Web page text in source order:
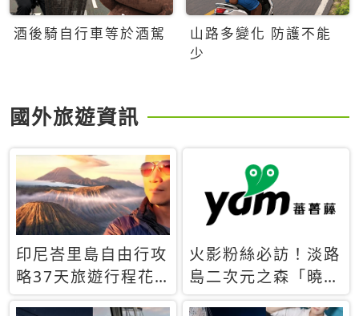
酒後騎自行車等於酒駕
山路多變化 防護不能
少
國外旅遊資訊
印尼峇里島自由行攻
略37天旅遊行程花
費5萬台幣 ❤️別等退
火影粉絲必訪！淡路
島二次元之森「曉」
解謎任務9月起全面